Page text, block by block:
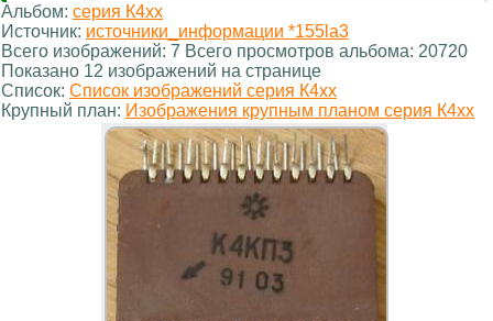
Альбом: серия К4хх
Источник: источники_информации *155la3
Всего изображений: 7 Всего просмотров альбома: 20720
Показано 12 изображений на странице
Список: Список изображений серия К4хх
Крупный план: Изображения крупным планом серия К4хх